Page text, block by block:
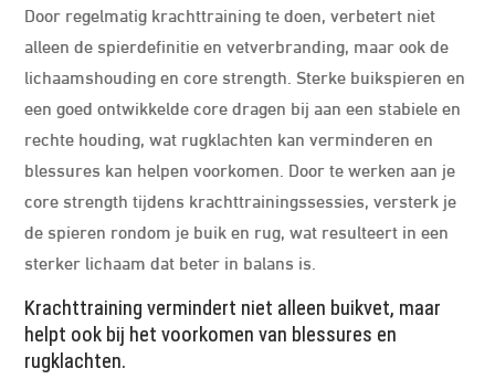
Door regelmatig krachttraining te doen, verbetert niet
alleen de spierdefinitie en vetverbranding, maar ook de
lichaamshouding en core strength. Sterke buikspieren en
een goed ontwikkelde core dragen bij aan een stabiele en
rechte houding, wat rugklachten kan verminderen en
blessures kan helpen voorkomen. Door te werken aan je
core strength tijdens krachttrainingssessies, versterk je
de spieren rondom je buik en rug, wat resulteert in een
sterker lichaam dat beter in balans is.
Krachttraining vermindert niet alleen buikvet, maar
helpt ook bij het voorkomen van blessures en
rugklachten.